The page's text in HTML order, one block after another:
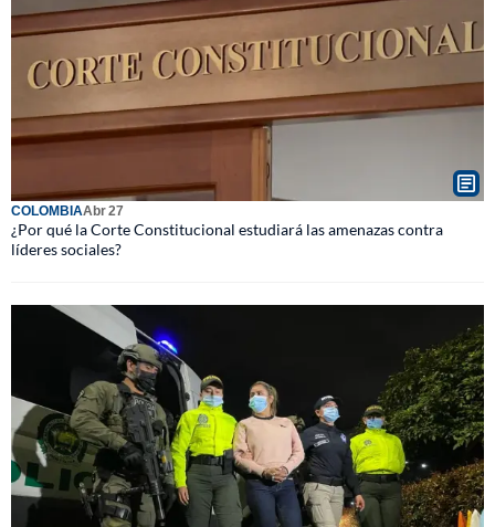
COLOMBIAAbr 27
¿Por qué la Corte Constitucional estudiará las amenazas contra
líderes sociales?